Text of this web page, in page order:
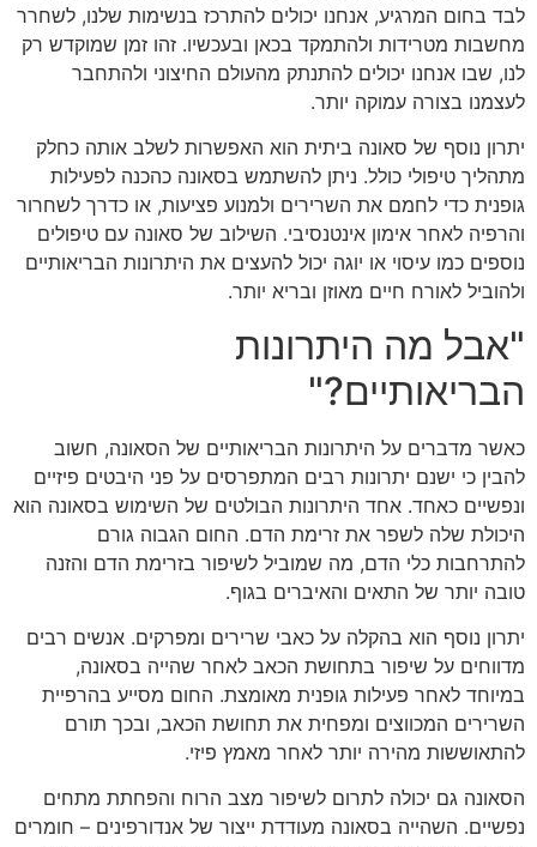
לבד בחום המרגיע, אנחנו יכולים להתרכז בנשימות שלנו, לשחרר
מחשבות מטרידות ולהתמקד בכאן ובעכשיו. זהו זמן שמוקדש רק
לנו, שבו אנחנו יכולים להתנתק מהעולם החיצוני ולהתחבר
לעצמנו בצורה עמוקה יותר.
יתרון נוסף של סאונה ביתית הוא האפשרות לשלב אותה כחלק
מתהליך טיפולי כולל. ניתן להשתמש בסאונה כהכנה לפעילות
גופנית כדי לחמם את השרירים ולמנוע פציעות, או כדרך לשחרור
והרפיה לאחר אימון אינטנסיבי. השילוב של סאונה עם טיפולים
נוספים כמו עיסוי או יוגה יכול להעצים את היתרונות הבריאותיים
ולהוביל לאורח חיים מאוזן ובריא יותר.
"אבל מה היתרונות
הבריאותיים?"
כאשר מדברים על היתרונות הבריאותיים של הסאונה, חשוב
להבין כי ישנם יתרונות רבים המתפרסים על פני היבטים פיזיים
ונפשיים כאחד. אחד היתרונות הבולטים של השימוש בסאונה הוא
היכולת שלה לשפר את זרימת הדם. החום הגבוה גורם
להתרחבות כלי הדם, מה שמוביל לשיפור בזרימת הדם והזנה
טובה יותר של התאים והאיברים בגוף.
יתרון נוסף הוא בהקלה על כאבי שרירים ומפרקים. אנשים רבים
מדווחים על שיפור בתחושת הכאב לאחר שהייה בסאונה,
במיוחד לאחר פעילות גופנית מאומצת. החום מסייע בהרפיית
השרירים המכווצים ומפחית את תחושת הכאב, ובכך תורם
להתאוששות מהירה יותר לאחר מאמץ פיזי.
הסאונה גם יכולה לתרום לשיפור מצב הרוח והפחתת מתחים
נפשיים. השהייה בסאונה מעודדת ייצור של אנדורפינים – חומרים